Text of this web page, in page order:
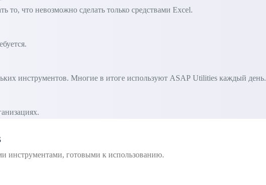
то, что невозможно сделать только средствами Excel.
инструментов. Многие в итоге используют ASAP Utilities каждый день.
инструментами, готовыми к использованию.